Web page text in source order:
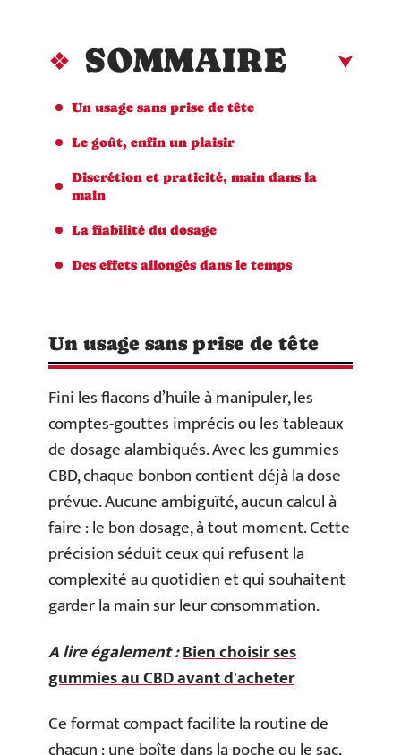
SOMMAIRE
Un usage sans prise de tête
Le goût, enfin un plaisir
Discrétion et praticité, main dans la
main
La fiabilité du dosage
Des effets allongés dans le temps
Un usage sans prise de tête
Fini les flacons d’huile à manipuler, les
comptes-gouttes imprécis ou les tableaux
de dosage alambiqués. Avec les gummies
CBD, chaque bonbon contient déjà la dose
prévue. Aucune ambiguïté, aucun calcul à
faire : le bon dosage, à tout moment. Cette
précision séduit ceux qui refusent la
complexité au quotidien et qui souhaitent
garder la main sur leur consommation.
A lire également :Bien choisir ses
gummies au CBD avant d'acheter
Ce format compact facilite la routine de